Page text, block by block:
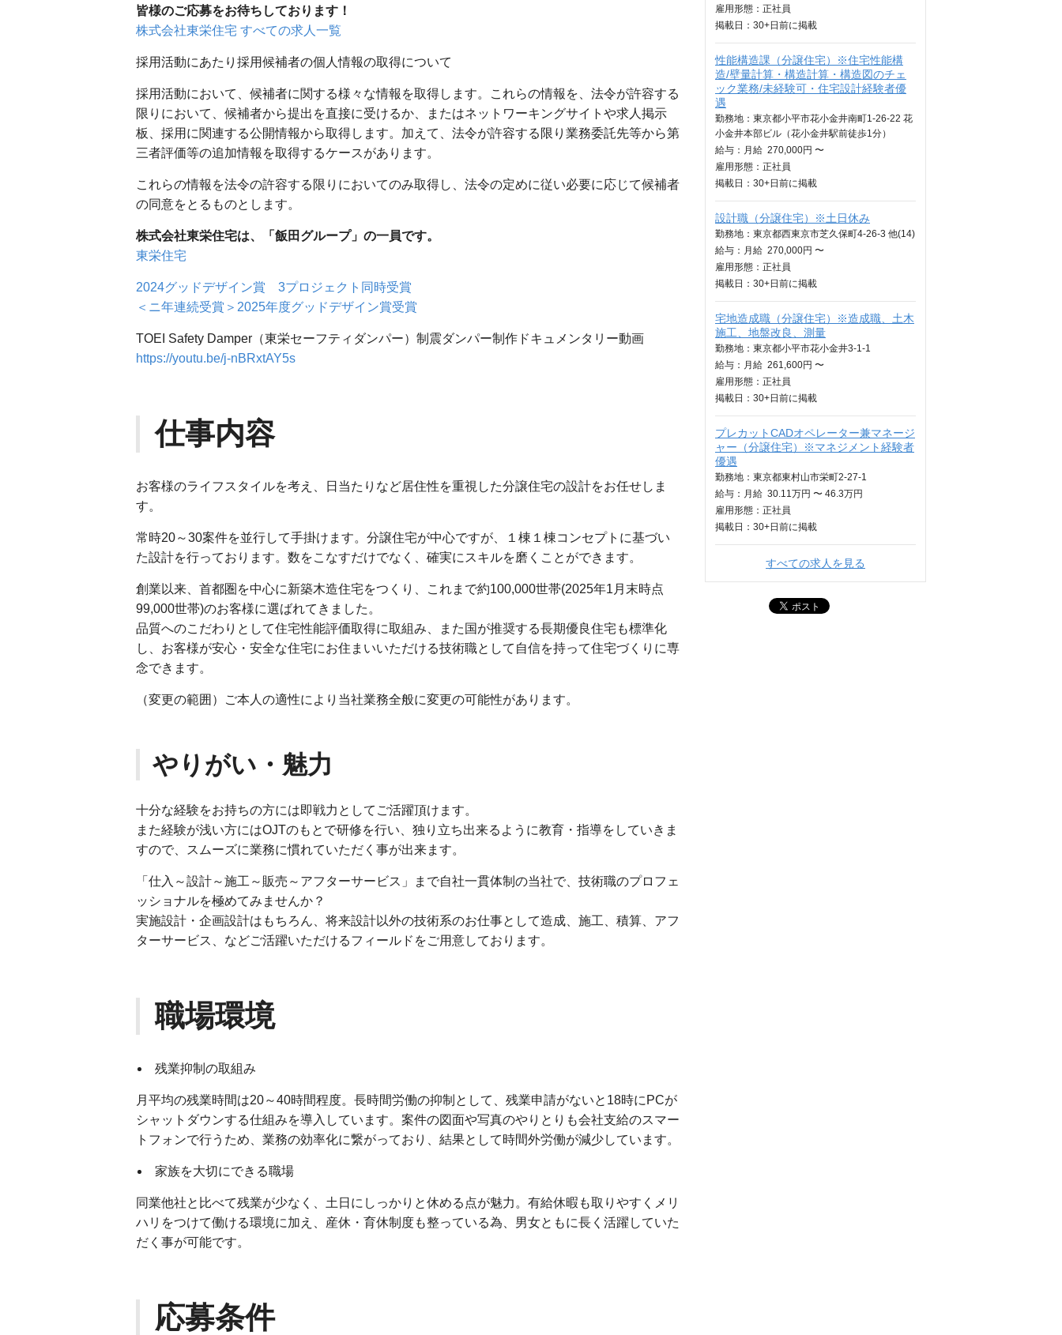
皆様のご応募をお待ちしております！
株式会社東栄住宅 すべての求人一覧
採用活動にあたり採用候補者の個人情報の取得について
採用活動において、候補者に関する様々な情報を取得します。これらの情報を、法令が許容する
限りにおいて、候補者から提出を直接に受けるか、またはネットワーキングサイトや求人掲示
板、採用に関連する公開情報から取得します。加えて、法令が許容する限り業務委託先等から第
三者評価等の追加情報を取得するケースがあります。
これらの情報を法令の許容する限りにおいてのみ取得し、法令の定めに従い必要に応じて候補者
の同意をとるものとします。
株式会社東栄住宅は、「飯田グループ」の一員です。
東栄住宅
2024グッドデザイン賞 3プロジェクト同時受賞
＜ニ年連続受賞＞2025年度グッドデザイン賞受賞
TOEI Safety Damper（東栄セーフティダンパー）制震ダンパー制作ドキュメンタリー動画
https://youtu.be/j-nBRxtAY5s
仕事内容
お客様のライフスタイルを考え、日当たりなど居住性を重視した分譲住宅の設計をお任せしま
す。
常時20～30案件を並行して手掛けます。分譲住宅が中心ですが、１棟１棟コンセプトに基づい
た設計を行っております。数をこなすだけでなく、確実にスキルを磨くことができます。
創業以来、首都圏を中心に新築木造住宅をつくり、これまで約100,000世帯(2025年1月末時点
99,000世帯)のお客様に選ばれてきました。
品質へのこだわりとして住宅性能評価取得に取組み、また国が推奨する長期優良住宅も標準化
し、お客様が安心・安全な住宅にお住まいいただける技術職として自信を持って住宅づくりに専
念できます。
（変更の範囲）ご本人の適性により当社業務全般に変更の可能性があります。
やりがい・魅力
十分な経験をお持ちの方には即戦力としてご活躍頂けます。
また経験が浅い方にはOJTのもとで研修を行い、独り立ち出来るように教育・指導をしていきま
すので、スムーズに業務に慣れていただく事が出来ます。
「仕入～設計～施工～販売～アフターサービス」まで自社一貫体制の当社で、技術職のプロフェ
ッショナルを極めてみませんか？
実施設計・企画設計はもちろん、将来設計以外の技術系のお仕事として造成、施工、積算、アフ
ターサービス、などご活躍いただけるフィールドをご用意しております。
職場環境
残業抑制の取組み
月平均の残業時間は20～40時間程度。長時間労働の抑制として、残業申請がないと18時にPCが
シャットダウンする仕組みを導入しています。案件の図面や写真のやりとりも会社支給のスマー
トフォンで行うため、業務の効率化に繋がっており、結果として時間外労働が減少しています。
家族を大切にできる職場
同業他社と比べて残業が少なく、土日にしっかりと休める点が魅力。有給休暇も取りやすくメリ
ハリをつけて働ける環境に加え、産休・育休制度も整っている為、男女ともに長く活躍していた
だく事が可能です。
応募条件
雇用形態：正社員
掲載日： 30+日 前に掲載
性能構造課（分譲住宅）※住宅性能構
造/壁量計算・構造計算・構造図のチェ
ック業務/未経験可・住宅設計経験者優
遇
勤務地：東京都小平市花小金井南町1-26-22 花
小金井本部ビル（花小金井駅前徒歩1分）
給与： 月給 270,000円 〜
雇用形態：正社員
掲載日： 30+日 前に掲載
設計職（分譲住宅）※土日休み
勤務地：東京都西東京市芝久保町4-26-3 他(14)
給与： 月給 270,000円 〜
雇用形態：正社員
掲載日： 30+日 前に掲載
宅地造成職（分譲住宅）※造成職、土木
施工、地盤改良、測量
勤務地：東京都小平市花小金井3-1-1
給与： 月給 261,600円 〜
雇用形態：正社員
掲載日： 30+日 前に掲載
プレカットCADオペレーター兼マネージ
ャー（分譲住宅）※マネジメント経験者
優遇
勤務地：東京都東村山市栄町2-27-1
給与： 月給 30.11万円 〜 46.3万円
雇用形態：正社員
掲載日： 30+日 前に掲載
すべての求人を見る